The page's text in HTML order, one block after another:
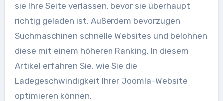
sie Ihre Seite verlassen, bevor sie überhaupt
richtig geladen ist. Außerdem bevorzugen
Suchmaschinen schnelle Websites und belohnen
diese mit einem höheren Ranking. In diesem
Artikel erfahren Sie, wie Sie die
Ladegeschwindigkeit Ihrer Joomla-Website
optimieren können.